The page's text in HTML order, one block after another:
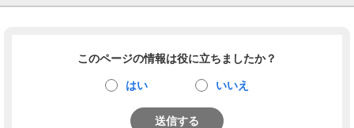
このページの情報は役に立ちましたか？
はい いいえ
送信する